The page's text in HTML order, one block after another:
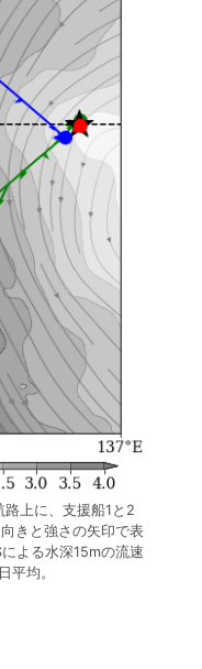
路上に、支援船1と2
きと強さの矢印で表
よる水深15mの流速
平均。